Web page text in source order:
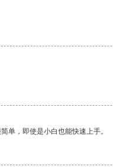
单，即使是小白也能快速上手。